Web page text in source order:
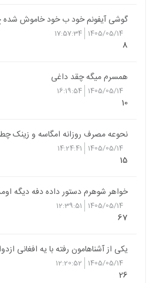
گوشی آیفونم خود ب خود خاموش شده
1405/05/14
17:57:34
8
همسرم میگه چقد داغی
1405/05/14
16:19:54
10
نحوعه مصرف روزانه امگاسه و زینک
1405/05/14
14:24:41
15
خواهر شوهرم دستور داده دفه دیگه
1405/05/14
12:39:51
67
یکی از آشناهامون رفته با یه افغانی
1405/05/14
12:20:52
26